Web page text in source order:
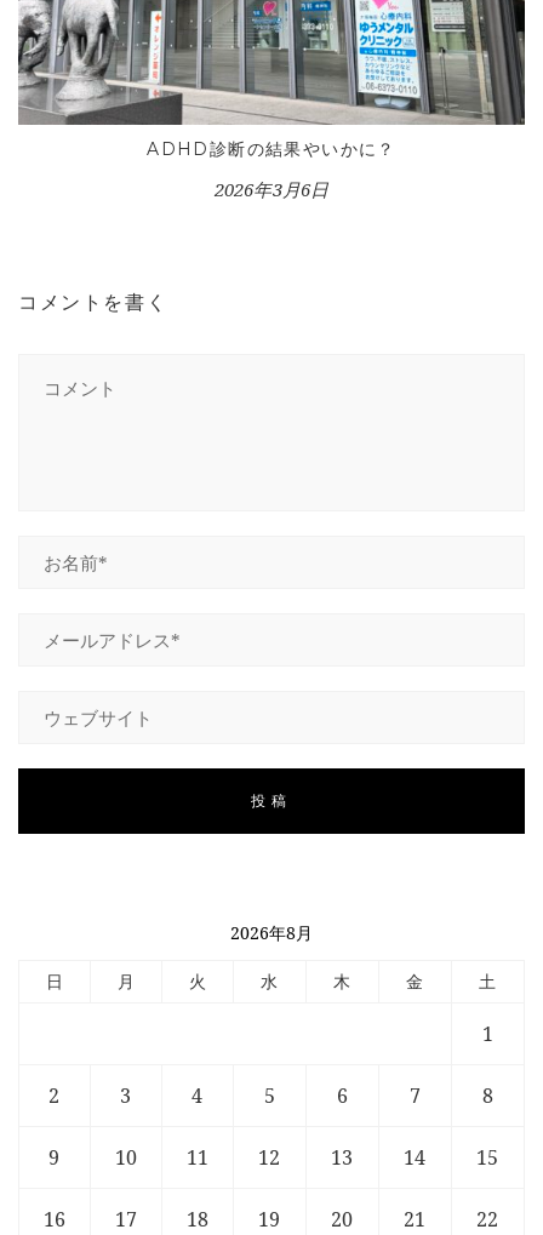
ADHD診断の結果やいかに？
2026年3月6日
コメントを書く
2026年8月
日 月 火 水 木 金 土
1
2 3 4 5 6 7 8
9 10 11 12 13 14 15
16 17 18 19 20 21 22